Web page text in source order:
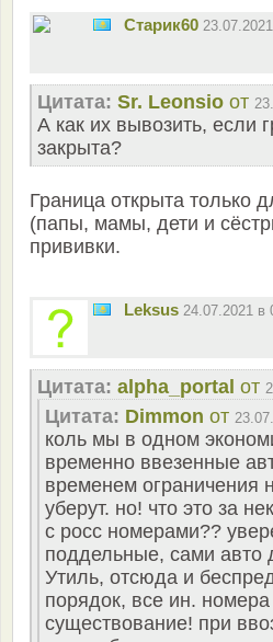
Старик60
Цитата: Sr. Leonsio от
А как их вывозить, если
закрыта?
Граница открыта только
(папы, мамы, дети и
прививки.
Leksus 24.07.2021 в
Цитата: alpha_portal от
Цитата: Dimmon от
коль мы в одном
временно ввезенные
временем ограничения
уберут. но! что это за
с росс номерами??
поддельные, сами авто
Утиль, отсюда и
порядок, все ин.
существование! при